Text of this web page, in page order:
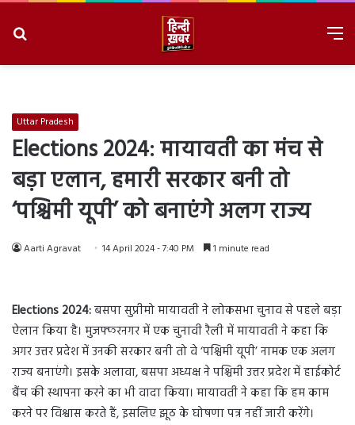
Uttar Pradesh
Elections 2024: मायावती का मंच से
बड़ा एलान, हमारी सरकार बनी तो
‘पश्चिमी यूपी’ को बनाएंगे अलग राज्य
Aarti Agravat 14 April 2024 - 7:40 PM 1 minute read
Elections 2024:बसपा सुप्रीमो मायावती ने लोकसभा चुनाव से पहले बड़ा
ऐलान किया है। मुजफ्फरनगर में एक चुनावी रैली में मायावती ने कहा कि
अगर उत्तर प्रदेश में उनकी सरकार बनी तो वे ‘पश्चिमी यूपी’ नामक एक अलग
राज्य बनाएंगे। इसके अलावा, बसपा अध्यक्ष ने पश्चिमी उत्तर प्रदेश में हाईकोर्ट
बैंच की स्थापना करने का भी वादा किया। मायावती ने कहा कि हम काम
करने पर विश्वास करते हैं, इसलिए झूठ के घोषणा पत्र नहीं जारी करेंगे।